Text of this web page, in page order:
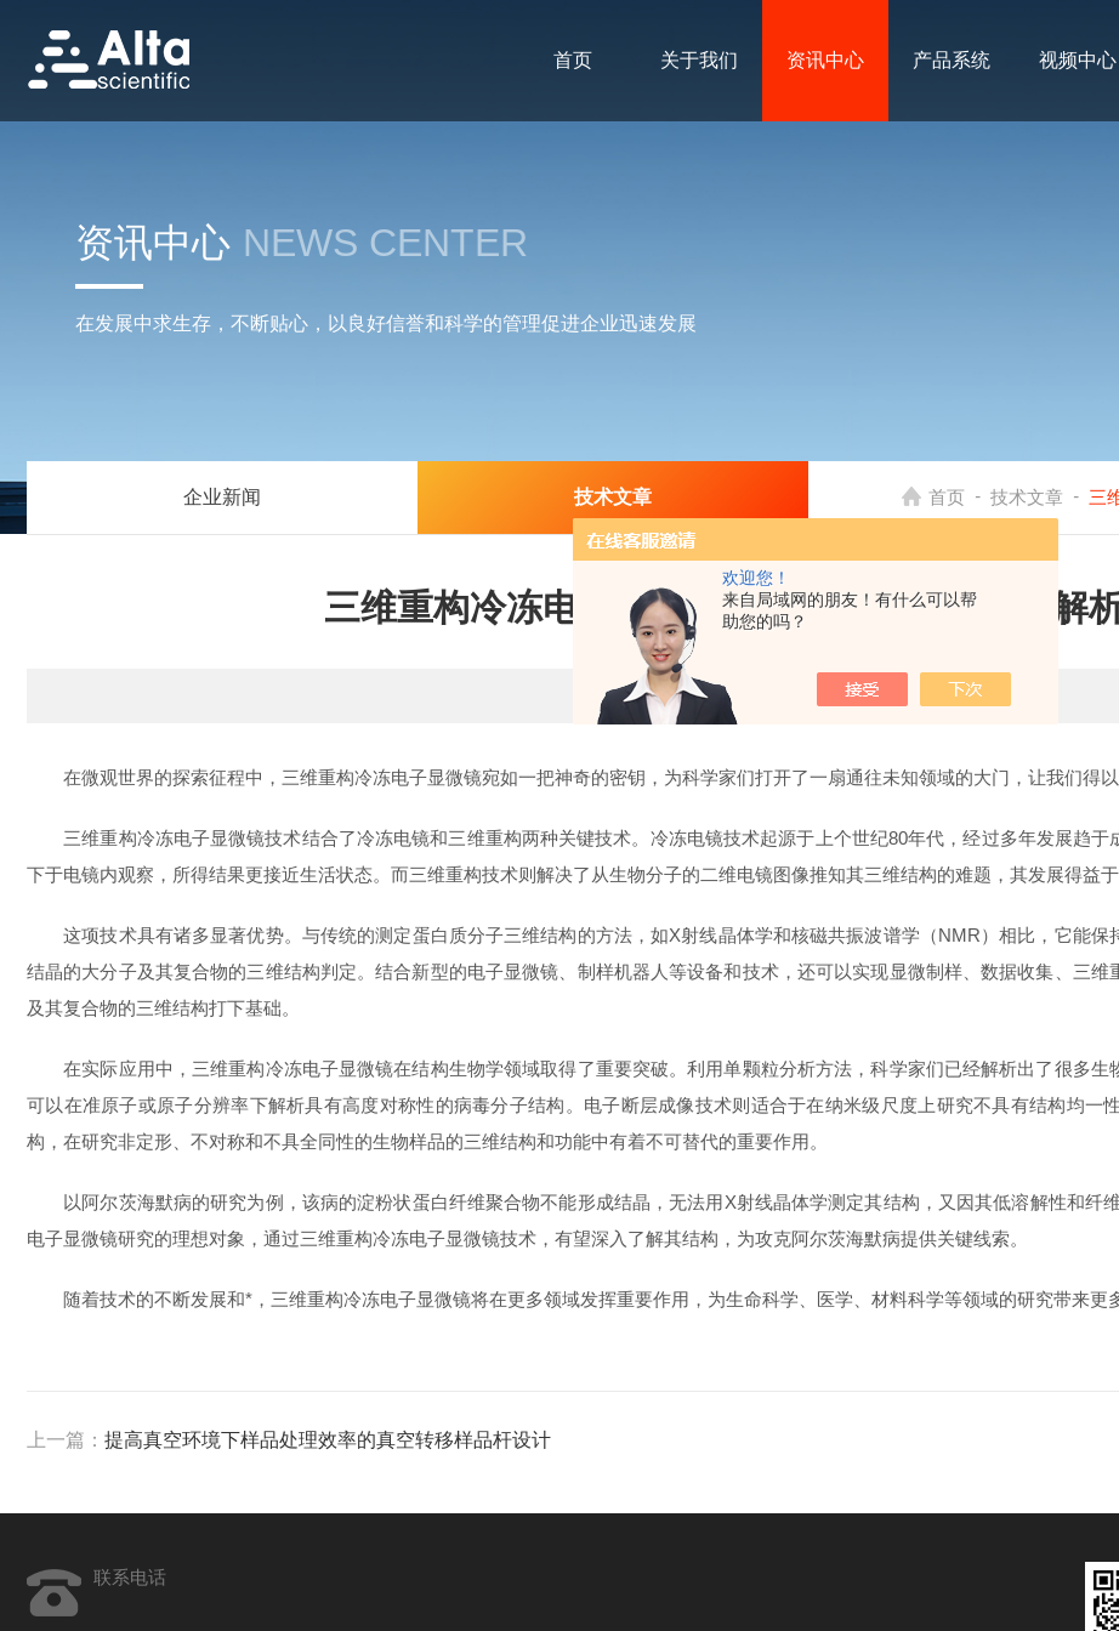
欢迎您！
来自局域网的朋友！有什么可以帮
助您的吗？
首页 关于我们 资讯中心 产品系统 视频中心
资讯中心 NEWS CENTER
在发展中求生存，不断贴心，以良好信誉和科学的管理促进企业迅速发展
企业新闻 技术文章 首页 - 技术文章 - 三
三维重构冷冻电子显微镜：从数据采集到结构解
更新时间：2025-04-18 点击次数：881
在微观世界的探索征程中，三维重构冷冻电子显微镜宛如一把神奇的密钥，为科学家们打开了一扇通往未知领域的大门，让我们得以
三维重构冷冻电子显微镜技术结合了冷冻电镜和三维重构两种关键技术。冷冻电镜技术起源于上个世纪80年代，经过多年发展趋于
下于电镜内观察，所得结果更接近生活状态。而三维重构技术则解决了从生物分子的二维电镜图像推知其三维结构的难题，其发展得益
这项技术具有诸多显著优势。与传统的测定蛋白质分子三维结构的方法，如X射线晶体学和核磁共振波谱学（NMR）相比，它能保
结晶的大分子及其复合物的三维结构判定。结合新型的电子显微镜、制样机器人等设备和技术，还可以实现显微制样、数据收集、三
及其复合物的三维结构打下基础。
在实际应用中，三维重构冷冻电子显微镜在结构生物学领域取得了重要突破。利用单颗粒分析方法，科学家们已经解析出了很多生
可以在准原子或原子分辨率下解析具有高度对称性的病毒分子结构。电子断层成像技术则适合于在纳米级尺度上研究不具有结构均一
构，在研究非定形、不对称和不具全同性的生物样品的三维结构和功能中有着不可替代的重要作用。
以阿尔茨海默病的研究为例，该病的淀粉状蛋白纤维聚合物不能形成结晶，无法用X射线晶体学测定其结构，又因其低溶解性和纤
电子显微镜研究的理想对象，通过三维重构冷冻电子显微镜技术，有望深入了解其结构，为攻克阿尔茨海默病提供关键线索。
随着技术的不断发展和*，三维重构冷冻电子显微镜将在更多领域发挥重要作用，为生命科学、医学、材料科学等领域的研究带来更
上一篇： 提高真空环境下样品处理效率的真空转移样品杆设计
联系电话